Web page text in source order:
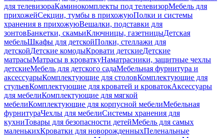
для телевизораКаминокомплекты под телевизорМебель для
прихожейСекции, тумбы в прихожуюПолки и системы
хранения в прихожуюВешалки, подставки для
зонтовБанкетки, скамьиКлючницы, газетницыДетская
мебельШкафы для детскойПолки, стеллажи для
детскойДетские комодыКровати детскиеДетские
матрасыМатрасы в кроваткуНаматрасники, защитные чехлы
детскиеМебель для детского садаМебельная фурнитура и
аксессуарыКомплектующие для столовКомплектующие для
стульевКомплектующие для кроватей и кроватокАксессуары
для мебелиКомплектующие для мягкой
мебелиКомплектующие для корпусной мебелиМебельная
фурнитураЧехлы для мебелиСистемы хранения для
кухниТовары для безопасности детейМебель для самых
маленькихКроватки для новорожденныхПеленальные